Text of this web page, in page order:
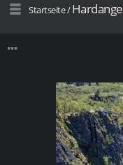
Startseite/